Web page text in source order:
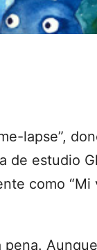
lapse”,
de estudio
como “Mi